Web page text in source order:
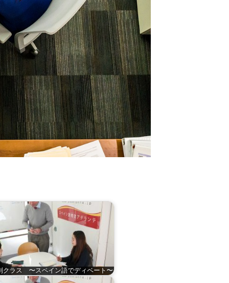
クラス 〜スペイン語でディベート〜